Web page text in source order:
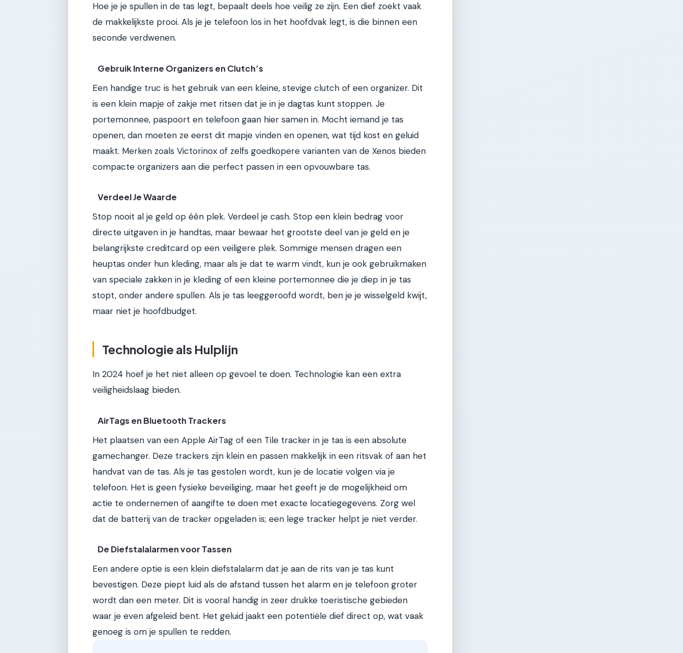
Hoe je je spullen in de tas legt, bepaalt deels hoe veilig ze zijn. Een dief zoekt vaak
de makkelijkste prooi. Als je je telefoon los in het hoofdvak legt, is die binnen een
seconde verdwenen.
Gebruik Interne Organizers en Clutch’s
Een handige truc is het gebruik van een kleine, stevige clutch of een organizer. Dit
is een klein mapje of zakje met ritsen dat je in je dagtas kunt stoppen. Je
portemonnee, paspoort en telefoon gaan hier samen in. Mocht iemand je tas
openen, dan moeten ze eerst dit mapje vinden en openen, wat tijd kost en geluid
maakt. Merken zoals Victorinox of zelfs goedkopere varianten van de Xenos bieden
compacte organizers aan die perfect passen in een opvouwbare tas.
Verdeel Je Waarde
Stop nooit al je geld op één plek. Verdeel je cash. Stop een klein bedrag voor
directe uitgaven in je handtas, maar bewaar het grootste deel van je geld en je
belangrijkste creditcard op een veiligere plek. Sommige mensen dragen een
heuptas onder hun kleding, maar als je dat te warm vindt, kun je ook gebruikmaken
van speciale zakken in je kleding of een kleine portemonnee die je diep in je tas
stopt, onder andere spullen. Als je tas leeggeroofd wordt, ben je je wisselgeld kwijt,
maar niet je hoofdbudget.
Technologie als Hulplijn
In 2024 hoef je het niet alleen op gevoel te doen. Technologie kan een extra
veiligheidslaag bieden.
AirTags en Bluetooth Trackers
Het plaatsen van een Apple AirTag of een Tile tracker in je tas is een absolute
gamechanger. Deze trackers zijn klein en passen makkelijk in een ritsvak of aan het
handvat van de tas. Als je tas gestolen wordt, kun je de locatie volgen via je
telefoon. Het is geen fysieke beveiliging, maar het geeft je de mogelijkheid om
actie te ondernemen of aangifte te doen met exacte locatiegegevens. Zorg wel
dat de batterij van de tracker opgeladen is; een lege tracker helpt je niet verder.
De Diefstalalarmen voor Tassen
Een andere optie is een klein diefstalalarm dat je aan de rits van je tas kunt
bevestigen. Deze piept luid als de afstand tussen het alarm en je telefoon groter
wordt dan een meter. Dit is vooral handig in zeer drukke toeristische gebieden
waar je even afgeleid bent. Het geluid jaakt een potentiële dief direct op, wat vaak
genoeg is om je spullen te redden.